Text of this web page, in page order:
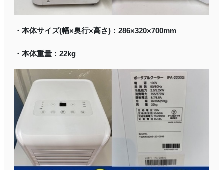
・本体サイズ(幅×奥行×高さ)：286×320×700mm
・本体重量：22kg